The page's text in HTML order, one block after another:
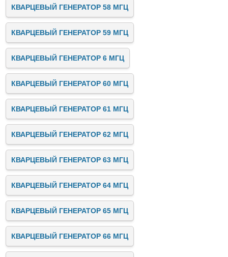
КВАРЦЕВЫЙ ГЕНЕРАТОР 58 МГЦ
КВАРЦЕВЫЙ ГЕНЕРАТОР 59 МГЦ
КВАРЦЕВЫЙ ГЕНЕРАТОР 6 МГЦ
КВАРЦЕВЫЙ ГЕНЕРАТОР 60 МГЦ
КВАРЦЕВЫЙ ГЕНЕРАТОР 61 МГЦ
КВАРЦЕВЫЙ ГЕНЕРАТОР 62 МГЦ
КВАРЦЕВЫЙ ГЕНЕРАТОР 63 МГЦ
КВАРЦЕВЫЙ ГЕНЕРАТОР 64 МГЦ
КВАРЦЕВЫЙ ГЕНЕРАТОР 65 МГЦ
КВАРЦЕВЫЙ ГЕНЕРАТОР 66 МГЦ